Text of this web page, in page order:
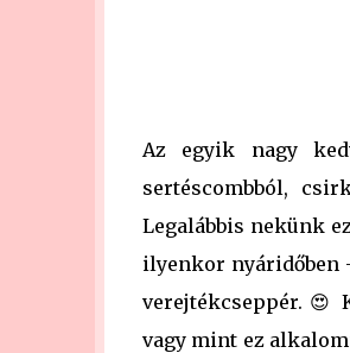
Az egyik nagy
sertéscombból,
Legalábbis nekünk
ilyenkor nyáridőben
verejtékcseppér. 😍
vagy mint ez